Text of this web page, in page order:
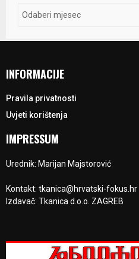
INFORMACIJE
Pravila privatnosti
Uvjeti korištenja
IMPRESSUM
Urednik: Marijan Majstorović
Kontakt: tkanica@hrvatski-fokus.hr
Izdavač: Tkanica d.o.o. ZAGREB